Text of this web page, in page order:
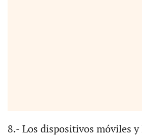
8.- Los dispositivos móviles y